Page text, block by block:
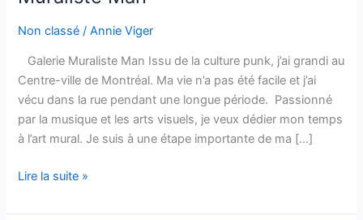
Non classé /Annie Viger
Galerie Muraliste Man Issu de la culture punk, j’ai grandi au
Centre-ville de Montréal. Ma vie n’a pas été facile et j’ai
vécu dans la rue pendant une longue période. Passionné
par la musique et les arts visuels, je veux dédier mon temps
à l’art mural. Je suis à une étape importante de ma […]
Lire la suite »